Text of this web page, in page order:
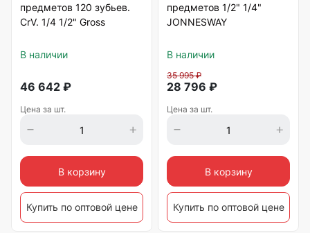
предметов 120 зубьев.
CrV. 1/4 1/2" Gross
В наличии
46 642 ₽
Цена за шт.
В корзину
Купить по оптовой цене
предметов 1/2" 1/4"
JONNESWAY
В наличии
28 796 ₽
35 995₽
Цена за шт.
В корзину
Купить по оптовой цене